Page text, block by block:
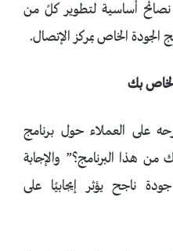
أساسية لتطوير كلً من
الخاص بمركز الإتصال.
بك
على العملاء حول برنامج
هذا البرنامج؟” والإجابة
ناجح يؤثر إيجابيًا على